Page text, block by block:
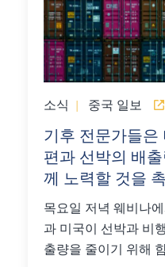
소식 | 중국 일보
기후 전문가들은
편과 선박의 배
께 노력할 것을
목요일 저녁 웨비나
과 미국이 선박과 비
출량을 줄이기 위해